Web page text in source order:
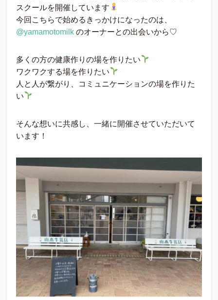
スクールを開催しています
今回こちらで始めるきっかけになったのは、
@yamamotomilk のオーナーとの出会いから♡
多くの方の健康作りの場を作りたい
ワクワクする場を作りたい
人と人が繋がり、コミュニケーションの場を作りた
い
そんな想いに共感し、一緒に開催させていただいて
います！